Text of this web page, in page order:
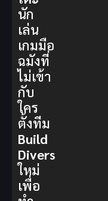
นัก
เล่น
เกมมือ
ฉมังที่
ไม่เข้า
กับ
ใคร
ตั้งทีม
Build
Divers
ใหม่
เพื่อ